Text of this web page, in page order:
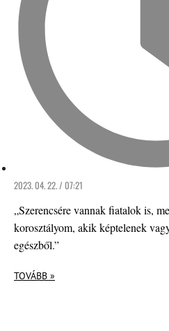
2023. 04. 22. / 07:21
„Szerencsére vannak fiatalok is,
korosztályom, akik képtelenek
egészből.”
TOVÁBB »